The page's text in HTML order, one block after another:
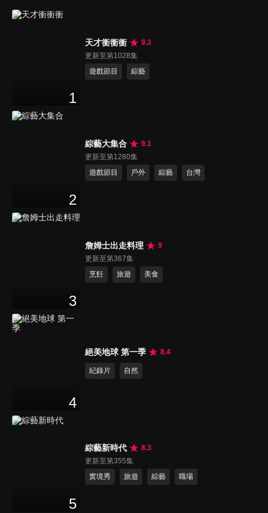
1
天才衝衝衝
9.3
更新至第1028集
遊戲節目
綜藝
2
綜藝大集合
9.1
更新至第1280集
遊戲節目
戶外 綜藝 台灣
3
詹姆士出走料理
9
更新至第367集
烹飪
旅遊 美食
4
絕美地球 第一季 8.4
紀錄片 自然
5
綜藝新時代
8.3
更新至第355集
實境秀
旅遊 綜藝 職場